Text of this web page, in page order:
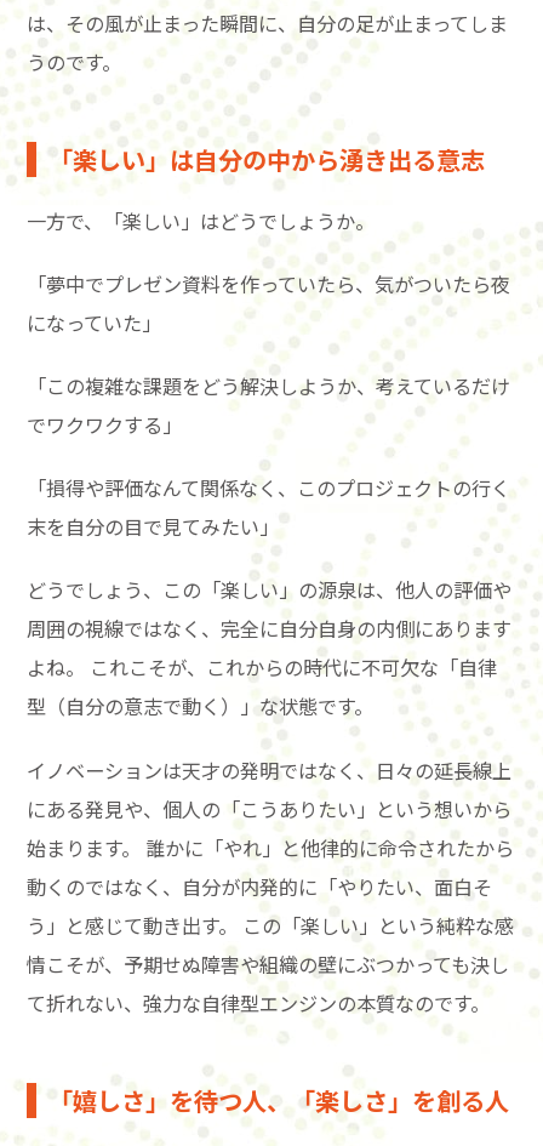
は、その風が止まった瞬間に、自分の足が止まってしま
うのです。
「楽しい」は自分の中から湧き出る意志
一方で、「楽しい」はどうでしょうか。
「夢中でプレゼン資料を作っていたら、気がついたら夜
になっていた」
「この複雑な課題をどう解決しようか、考えているだけ
でワクワクする」
「損得や評価なんて関係なく、このプロジェクトの行く
末を自分の目で見てみたい」
どうでしょう、この「楽しい」の源泉は、他人の評価や
周囲の視線ではなく、完全に自分自身の内側にあります
よね。 これこそが、これからの時代に不可欠な「自律
型（自分の意志で動く）」な状態です。
イノベーションは天才の発明ではなく、日々の延長線上
にある発見や、個人の「こうありたい」という想いから
始まります。 誰かに「やれ」と他律的に命令されたから
動くのではなく、自分が内発的に「やりたい、面白そ
う」と感じて動き出す。 この「楽しい」という純粋な感
情こそが、予期せぬ障害や組織の壁にぶつかっても決し
て折れない、強力な自律型エンジンの本質なのです。
「嬉しさ」を待つ人、「楽しさ」を創る人